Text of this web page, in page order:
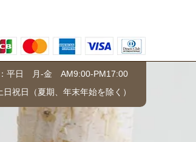
平日 月-金 AM9:00-PM17:00
日祝日（夏期、年末年始を除く）